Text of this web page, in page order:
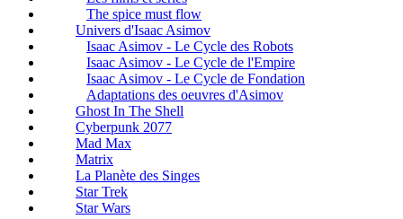
The spice must flow
Univers d'Isaac Asimov
Isaac Asimov - Le Cycle des Robots
Isaac Asimov - Le Cycle de l'Empire
Isaac Asimov - Le Cycle de Fondation
Adaptations des oeuvres d'Asimov
Ghost In The Shell
Cyberpunk 2077
Mad Max
Matrix
La Planète des Singes
Star Trek
Star Wars